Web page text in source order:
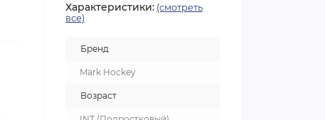
Характеристики: (смотреть
все)
Бренд
Mark Hockey
Возраст